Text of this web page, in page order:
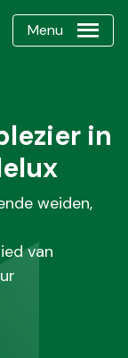
Menu
in
weiden,
van